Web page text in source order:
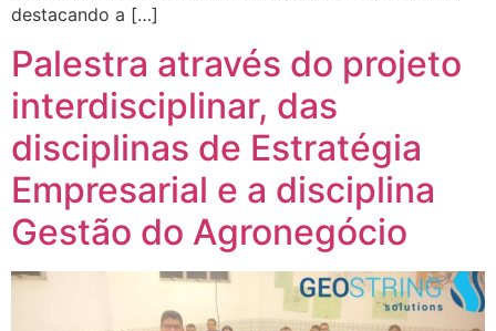
destacando a […]
Palestra através do projeto
interdisciplinar, das
disciplinas de Estratégia
Empresarial e a disciplina
Gestão do Agronegócio